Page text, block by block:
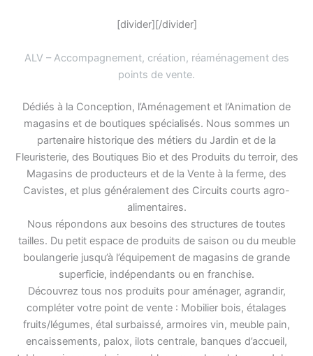
[divider][/divider]
ALV – Accompagnement, création, réaménagement des
points de vente.
Dédiés à la Conception, l’Aménagement et l’Animation de
magasins et de boutiques spécialisés. Nous sommes un
partenaire historique des métiers du Jardin et de la
Fleuristerie, des Boutiques Bio et des Produits du terroir, des
Magasins de producteurs et de la Vente à la ferme, des
Cavistes, et plus généralement des Circuits courts agro-
alimentaires.
Nous répondons aux besoins des structures de toutes
tailles. Du petit espace de produits de saison ou du meuble
boulangerie jusqu’à l’équipement de magasins de grande
superficie, indépendants ou en franchise.
Découvrez tous nos produits pour aménager, agrandir,
compléter votre point de vente : Mobilier bois, étalages
fruits/légumes, étal surbaissé, armoires vin, meuble pain,
encaissements, palox, ilots centrale, banques d’accueil,